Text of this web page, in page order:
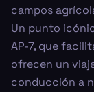
campos
Un punto
AP-7, que
ofrecen un
conducción a